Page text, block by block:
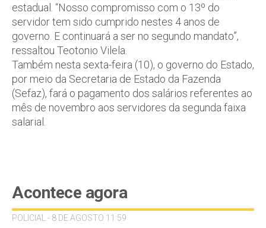
estadual. “Nosso compromisso com o 13º do
servidor tem sido cumprido nestes 4 anos de
governo. E continuará a ser no segundo mandato”,
ressaltou Teotonio Vilela.
Também nesta sexta-feira (10), o governo do Estado,
por meio da Secretaria de Estado da Fazenda
(Sefaz), fará o pagamento dos salários referentes ao
mês de novembro aos servidores da segunda faixa
salarial.
Acontece agora
POLICIAL - 8 DE AGOSTO 11:59